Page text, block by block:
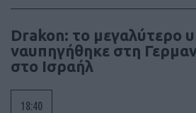
Drakon: το μεγαλύτερο
ναυπηγήθηκε στη
στο Ισραήλ
18:40